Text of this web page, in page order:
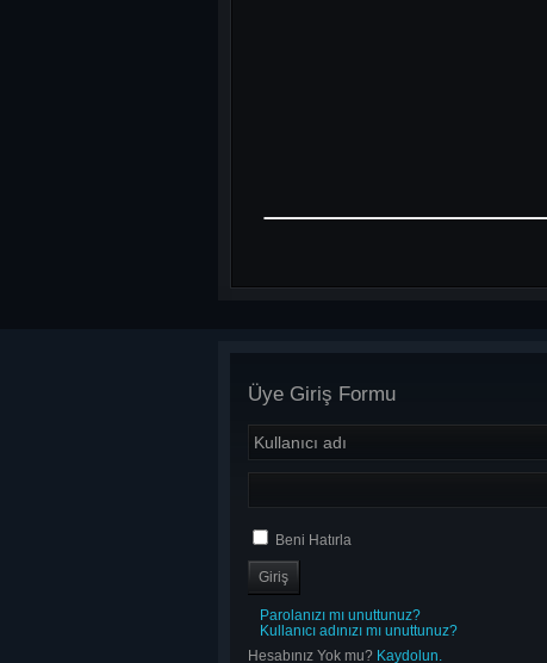
Üye Giriş Formu
Beni Hatırla
Parolanızı mı unuttunuz?
Kullanıcı adınızı mı unuttunuz?
Hesabınız Yok mu? Kaydolun.